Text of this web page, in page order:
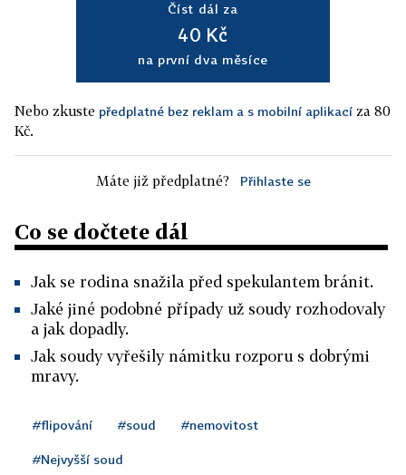
Číst dál za
40 Kč
na první dva měsíce
Nebo zkuste předplatné bez reklam a s mobilní aplikací za 80
Kč.
Máte již předplatné? Přihlaste se
Co se dočtete dál
Jak se rodina snažila před spekulantem bránit.
Jaké jiné podobné případy už soudy rozhodovaly
a jak dopadly.
Jak soudy vyřešily námitku rozporu s dobrými
mravy.
#flipování #soud #nemovitost
#Nejvyšší soud